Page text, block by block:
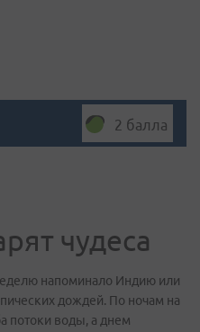
2 балла
чудеса
напоминало Индию или
дождей. По ночам на
потоки воды, а днем